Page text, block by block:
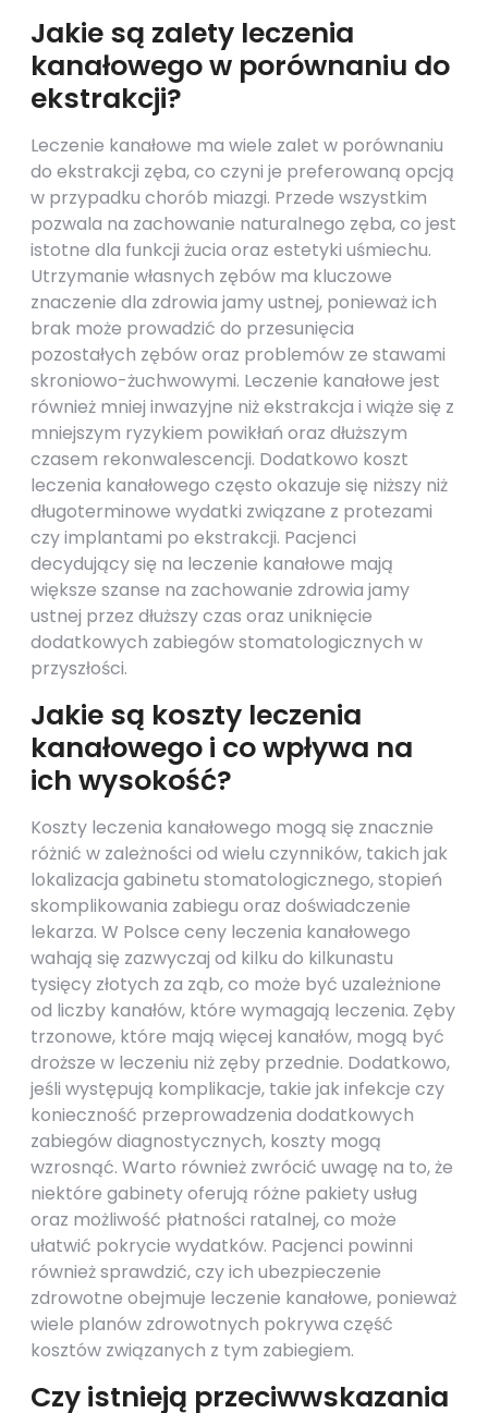
Jakie są zalety leczenia
kanałowego w porównaniu do
ekstrakcji?
Leczenie kanałowe ma wiele zalet w porównaniu
do ekstrakcji zęba, co czyni je preferowaną opcją
w przypadku chorób miazgi. Przede wszystkim
pozwala na zachowanie naturalnego zęba, co jest
istotne dla funkcji żucia oraz estetyki uśmiechu.
Utrzymanie własnych zębów ma kluczowe
znaczenie dla zdrowia jamy ustnej, ponieważ ich
brak może prowadzić do przesunięcia
pozostałych zębów oraz problemów ze stawami
skroniowo-żuchwowymi. Leczenie kanałowe jest
również mniej inwazyjne niż ekstrakcja i wiąże się z
mniejszym ryzykiem powikłań oraz dłuższym
czasem rekonwalescencji. Dodatkowo koszt
leczenia kanałowego często okazuje się niższy niż
długoterminowe wydatki związane z protezami
czy implantami po ekstrakcji. Pacjenci
decydujący się na leczenie kanałowe mają
większe szanse na zachowanie zdrowia jamy
ustnej przez dłuższy czas oraz uniknięcie
dodatkowych zabiegów stomatologicznych w
przyszłości.
Jakie są koszty leczenia
kanałowego i co wpływa na
ich wysokość?
Koszty leczenia kanałowego mogą się znacznie
różnić w zależności od wielu czynników, takich jak
lokalizacja gabinetu stomatologicznego, stopień
skomplikowania zabiegu oraz doświadczenie
lekarza. W Polsce ceny leczenia kanałowego
wahają się zazwyczaj od kilku do kilkunastu
tysięcy złotych za ząb, co może być uzależnione
od liczby kanałów, które wymagają leczenia. Zęby
trzonowe, które mają więcej kanałów, mogą być
droższe w leczeniu niż zęby przednie. Dodatkowo,
jeśli występują komplikacje, takie jak infekcje czy
konieczność przeprowadzenia dodatkowych
zabiegów diagnostycznych, koszty mogą
wzrosnąć. Warto również zwrócić uwagę na to, że
niektóre gabinety oferują różne pakiety usług
oraz możliwość płatności ratalnej, co może
ułatwić pokrycie wydatków. Pacjenci powinni
również sprawdzić, czy ich ubezpieczenie
zdrowotne obejmuje leczenie kanałowe, ponieważ
wiele planów zdrowotnych pokrywa część
kosztów związanych z tym zabiegiem.
Czy istnieją przeciwwskazania